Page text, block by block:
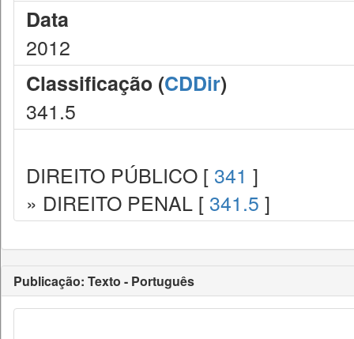
Data
2012
Classificação (CDDir)
341.5
DIREITO PÚBLICO [ 341 ]
» DIREITO PENAL [ 341.5 ]
Publicação: Texto - Português